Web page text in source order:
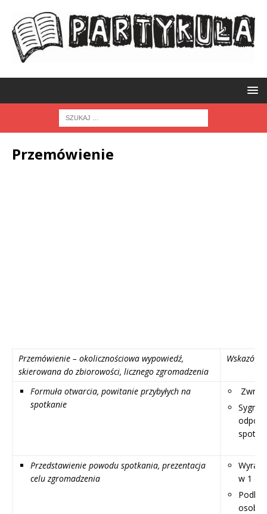
Przemówienie
Przemówienie – okolicznościowa wypowiedź,
skierowana do zbiorowości, licznego zgromadzenia
Wskazówki
Formuła otwarcia, powitanie przybyłych na
spotkanie
Przedstawienie powodu spotkania, prezentacja
celu zgromadzenia
Wyraź
w 1